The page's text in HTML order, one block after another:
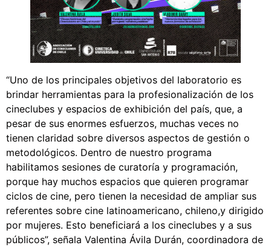
“Uno de los principales objetivos del laboratorio es
brindar herramientas para la profesionalización de los
cineclubes y espacios de exhibición del país, que, a
pesar de sus enormes esfuerzos, muchas veces no
tienen claridad sobre diversos aspectos de gestión o
metodológicos. Dentro de nuestro programa
habilitamos sesiones de curatoría y programación,
porque hay muchos espacios que quieren programar
ciclos de cine, pero tienen la necesidad de ampliar sus
referentes sobre cine latinoamericano, chileno,y dirigido
por mujeres. Esto beneficiará a los cineclubes y a sus
públicos”, señala Valentina Ávila Durán, coordinadora de